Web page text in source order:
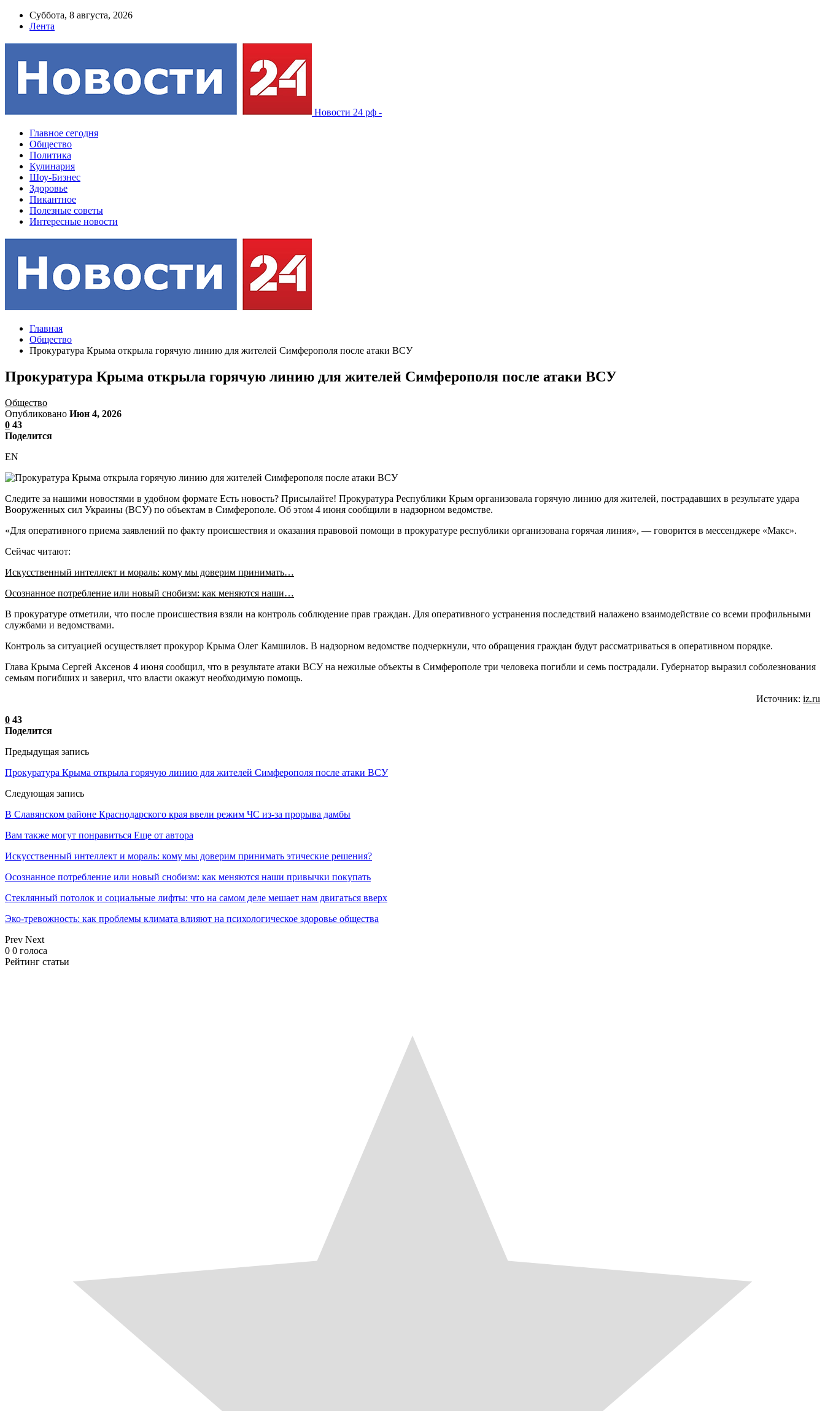
Суббота, 8 августа, 2026
Лента
Новости 24 рф -
Главное сегодня
Общество
Политика
Кулинария
Шоу-Бизнес
Здоровье
Пикантное
Полезные советы
Интересные новости
Главная
Общество
Прокуратура Крыма открыла горячую линию для жителей Симферополя после атаки ВСУ
Прокуратура Крыма открыла горячую линию для жителей Симферополя после атаки ВСУ
Общество
Опубликовано Июн 4, 2026
0 43
Поделится
EN
Следите за нашими новостями в удобном формате Есть новость? Присылайте! Прокуратура Республики Крым организовала горячую линию для жителей, пострадавших в результате удара
Вооруженных сил Украины (ВСУ) по объектам в Симферополе. Об этом 4 июня сообщили в надзорном ведомстве.
«Для оперативного приема заявлений по факту происшествия и оказания правовой помощи в прокуратуре республики организована горячая линия», — говорится в мессенджере «Макс».
Сейчас читают:
Искусственный интеллект и мораль: кому мы доверим принимать…
Осознанное потребление или новый снобизм: как меняются наши…
В прокуратуре отметили, что после происшествия взяли на контроль соблюдение прав граждан. Для оперативного устранения последствий налажено взаимодействие со всеми профильными
службами и ведомствами.
Контроль за ситуацией осуществляет прокурор Крыма Олег Камшилов. В надзорном ведомстве подчеркнули, что обращения граждан будут рассматриваться в оперативном порядке.
Глава Крыма Сергей Аксенов 4 июня сообщил, что в результате атаки ВСУ на нежилые объекты в Симферополе три человека погибли и семь пострадали. Губернатор выразил соболезнования
семьям погибших и заверил, что власти окажут необходимую помощь.
Источник: iz.ru
0 43
Поделится
Предыдущая запись
Прокуратура Крыма открыла горячую линию для жителей Симферополя после атаки ВСУ
Следующая запись
В Cлавянском районе Краснодарского края ввели режим ЧС из-за прорыва дамбы
Вам также могут понравиться Еще от автора
Искусственный интеллект и мораль: кому мы доверим принимать этические решения?
Осознанное потребление или новый снобизм: как меняются наши привычки покупать
Стеклянный потолок и социальные лифты: что на самом деле мешает нам двигаться вверх
Эко-тревожность: как проблемы климата влияют на психологическое здоровье общества
Prev Next
0 0 голоса
Рейтинг статьи